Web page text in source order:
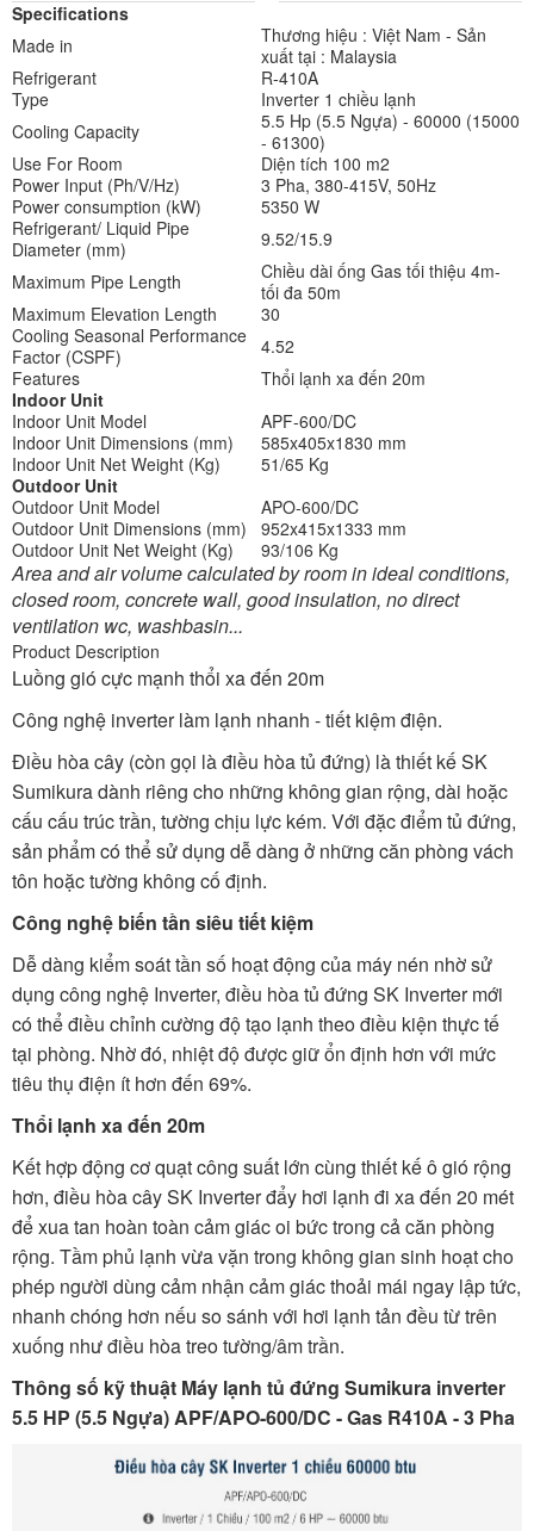
Specifications
Made in
Thương hiệu : Việt Nam - Sản
xuất tại : Malaysia
Refrigerant
R-410A
Type
Inverter 1 chiều lạnh
Cooling Capacity
5.5 Hp (5.5 Ngựa) - 60000 (15000
- 61300)
Use For Room
Diện tích 100 m2
Power Input (Ph/V/Hz)
3 Pha, 380-415V, 50Hz
Power consumption (kW)
5350 W
Refrigerant/ Liquid Pipe
Diameter (mm)
9.52/15.9
Maximum Pipe Length
Chiều dài ống Gas tối thiệu 4m-
tối đa 50m
Maximum Elevation Length
30
Cooling Seasonal Performance
Factor (CSPF)
4.52
Features
Thổi lạnh xa đến 20m
Indoor Unit
Indoor Unit Model
APF-600/DC
Indoor Unit Dimensions (mm)
585x405x1830 mm
Indoor Unit Net Weight (Kg)
51/65 Kg
Outdoor Unit
Outdoor Unit Model
APO-600/DC
Outdoor Unit Dimensions (mm)
952x415x1333 mm
Outdoor Unit Net Weight (Kg)
93/106 Kg
Area and air volume calculated by room in ideal conditions,
closed room, concrete wall, good insulation, no direct
ventilation wc, washbasin...
Product Description
Luồng gió cực mạnh thổi xa đến 20m
Công nghệ inverter làm lạnh nhanh - tiết kiệm điện.
Điều hòa cây (còn gọi là điều hòa tủ đứng) là thiết kế SK
Sumikura dành riêng cho những không gian rộng, dài hoặc
cấu cấu trúc trần, tường chịu lực kém. Với đặc điểm tủ đứng,
sản phẩm có thể sử dụng dễ dàng ở những căn phòng vách
tôn hoặc tường không cố định.
Công nghệ biến tần siêu tiết kiệm
Dễ dàng kiểm soát tần số hoạt động của máy nén nhờ sử
dụng công nghệ Inverter, điều hòa tủ đứng SK Inverter mới
có thể điều chỉnh cường độ tạo lạnh theo điều kiện thực tế
tại phòng. Nhờ đó, nhiệt độ được giữ ổn định hơn với mức
tiêu thụ điện ít hơn đến 69%.
Thổi lạnh xa đến 20m
Kết hợp động cơ quạt công suất lớn cùng thiết kế ô gió rộng
hơn, điều hòa cây SK Inverter đẩy hơi lạnh đi xa đến 20 mét
để xua tan hoàn toàn cảm giác oi bức trong cả căn phòng
rộng. Tầm phủ lạnh vừa vặn trong không gian sinh hoạt cho
phép người dùng cảm nhận cảm giác thoải mái ngay lập tức,
nhanh chóng hơn nếu so sánh với hơi lạnh tản đều từ trên
xuống như điều hòa treo tường/âm trần.
Thông số kỹ thuật Máy lạnh tủ đứng Sumikura inverter
5.5 HP (5.5 Ngựa) APF/APO-600/DC - Gas R410A - 3 Pha